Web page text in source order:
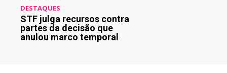
DESTAQUES
STF julga recursos contra
partes da decisão que
anulou marco temporal